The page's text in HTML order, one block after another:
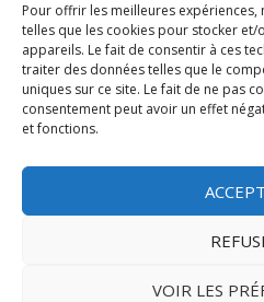
Pour offrir les meilleures
telles que les cookies pour stocker
appareils. Le fait de consentir à ces
traiter des données telles que le
uniques sur ce site. Le fait de ne pas
consentement peut avoir un effet
et fonctions.
VOIR LES